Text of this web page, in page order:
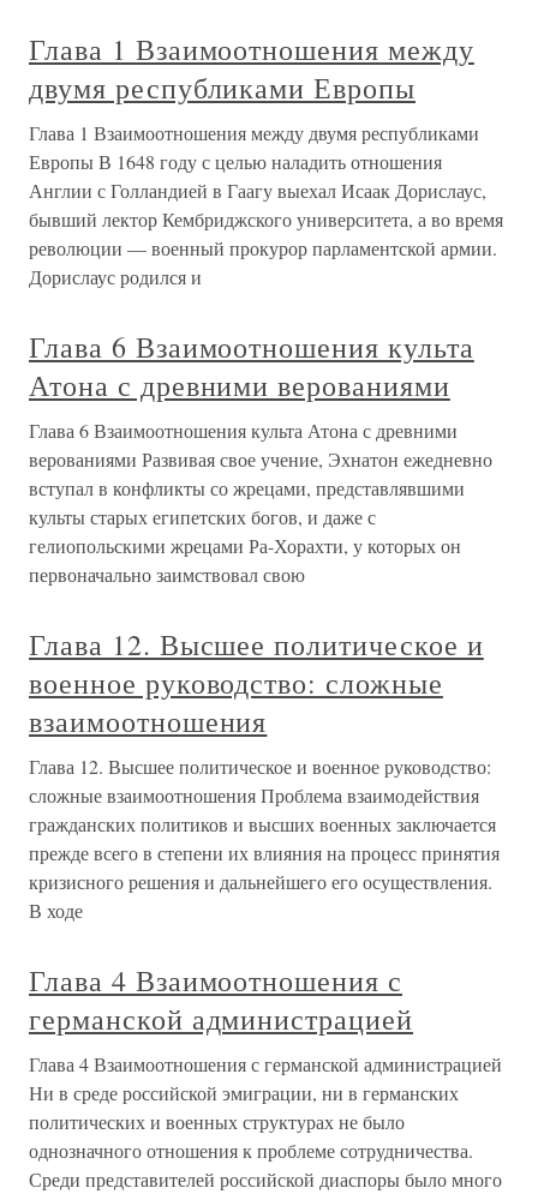
Глава 1 Взаимоотношения между
двумя республиками Европы
Глава 1 Взаимоотношения между двумя республиками
Европы В 1648 году с целью наладить отношения
Англии с Голландией в Гаагу выехал Исаак Дорислаус,
бывший лектор Кембриджского университета, а во время
революции — военный прокурор парламентской армии.
Дорислаус родился и
Глава 6 Взаимоотношения культа
Атона с древними верованиями
Глава 6 Взаимоотношения культа Атона с древними
верованиями Развивая свое учение, Эхнатон ежедневно
вступал в конфликты со жрецами, представлявшими
культы старых египетских богов, и даже с
гелиопольскими жрецами Ра-Хорахти, у которых он
первоначально заимствовал свою
Глава 12. Высшее политическое и
военное руководство: сложные
взаимоотношения
Глава 12. Высшее политическое и военное руководство:
сложные взаимоотношения Проблема взаимодействия
гражданских политиков и высших военных заключается
прежде всего в степени их влияния на процесс принятия
кризисного решения и дальнейшего его осуществления.
В ходе
Глава 4 Взаимоотношения с
германской администрацией
Глава 4 Взаимоотношения с германской администрацией
Ни в среде российской эмиграции, ни в германских
политических и военных структурах не было
однозначного отношения к проблеме сотрудничества.
Среди представителей российской диаспоры было много